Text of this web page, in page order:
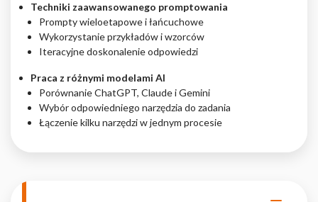
Techniki zaawansowanego promptowania
Prompty wieloetapowe i łańcuchowe
Wykorzystanie przykładów i wzorców
Iteracyjne doskonalenie odpowiedzi
Praca z różnymi modelami AI
Porównanie ChatGPT, Claude i Gemini
Wybór odpowiedniego narzędzia do zadania
Łączenie kilku narzędzi w jednym procesie